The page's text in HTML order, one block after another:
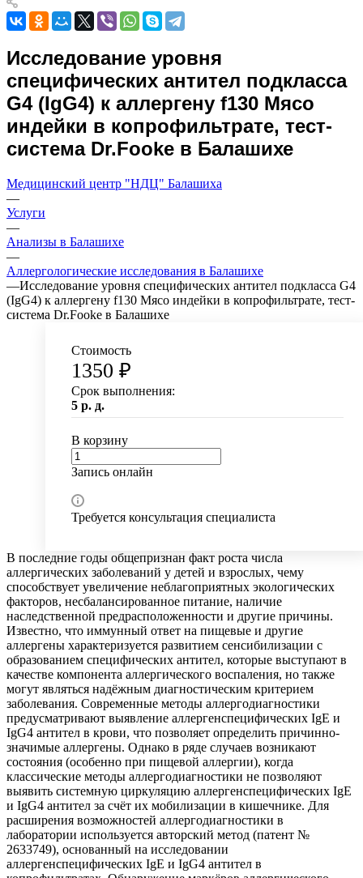
Исследование уровня
специфических антител подкласса
G4 (IgG4) к аллергену f130 Мясо
индейки в копрофильтрате, тест-
система Dr.Fooke в Балашихе
Медицинский центр "НДЦ" Балашиха
—
Услуги
—
Анализы в Балашихе
—
Аллергологические исследования в Балашихе
—Исследование уровня специфических антител подкласса G4
(IgG4) к аллергену f130 Мясо индейки в копрофильтрате, тест-
система Dr.Fooke в Балашихе
Стоимость
1350 ₽
Срок выполнения:
5 р. д.
В корзину
Запись онлайн
Требуется консультация специалиста
В последние годы общепризнан факт роста числа
аллергических заболеваний у детей и взрослых, чему
способствует увеличение неблагоприятных экологических
факторов, несбалансированное питание, наличие
наследственной предрасположенности и другие причины.
Известно, что иммунный ответ на пищевые и другие
аллергены характеризуется развитием сенсибилизации с
образованием специфических антител, которые выступают в
качестве компонента аллергического воспаления, но также
могут являться надёжным диагностическим критерием
заболевания. Современные методы аллергодиагностики
предусматривают выявление аллергенспецифических IgЕ и
IgG4 антител в крови, что позволяет определить причинно-
значимые аллергены. Однако в ряде случаев возникают
состояния (особенно при пищевой аллергии), когда
классические методы аллергодиагностики не позволяют
выявить системную циркуляцию аллергенспецифических IgE
и IgG4 антител за счёт их мобилизации в кишечнике. Для
расширения возможностей аллергодиагностики в
лаборатории используется авторский метод (патент №
2633749), основанный на исследовании
аллергенспецифических IgE и IgG4 антител в